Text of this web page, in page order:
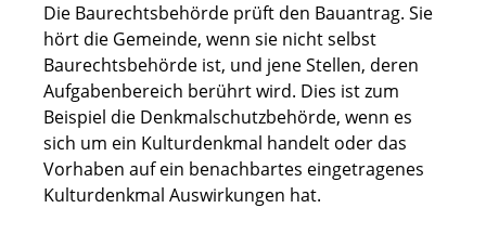
Die Baurechtsbehörde prüft den Bauantrag. Sie
hört die Gemeinde, wenn sie nicht selbst
Baurechtsbehörde ist, und jene Stellen, deren
Aufgabenbereich berührt wird. Dies ist zum
Beispiel die Denkmalschutzbehörde, wenn es
sich um ein Kulturdenkmal handelt oder das
Vorhaben auf ein benachbartes eingetragenes
Kulturdenkmal Auswirkungen hat.